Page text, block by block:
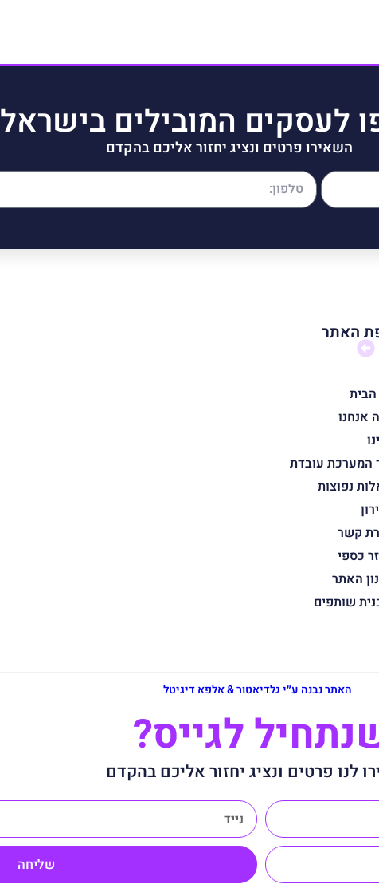
לעסקים המובילים בישראל
השאירו פרטים ונציג יחזור אליכם בהקדם
האתר
אנחנו
המערכת עובדת
נפוצות
קשר
כספי
האתר
שותפים
האתר נבנה ע״י גלדיאטור & אלפא דיגיטל
לגייס?
לנו פרטים ונציג יחזור אליכם בהקדם
שליחה